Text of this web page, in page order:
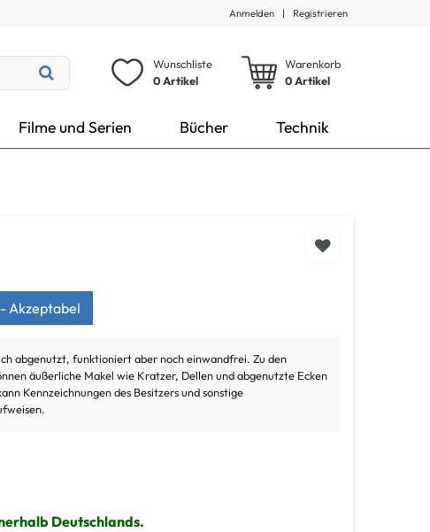
Anmelden | Registrieren
Wunschliste
0 Artikel
Warenkorb
0Artikel
Filme und Serien Bücher Technik
Akzeptabel
abgenutzt, funktioniert aber noch einwandfrei. Zu den
äußerliche Makel wie Kratzer, Dellen und abgenutzte Ecken
Kennzeichnungen des Besitzers und sonstige
Deutschlands.